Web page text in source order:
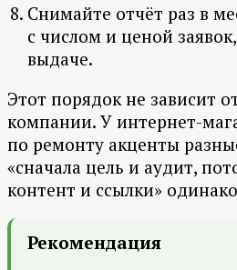
Снимайте отчёт раз в
с числом и ценой
выдаче.
Этот порядок не зависит
компании. У интернет-
по ремонту акценты
«сначала цель и аудит,
контент и ссылки»
Рекомендация